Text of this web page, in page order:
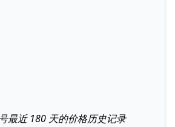
最近 180 天的价格历史记录